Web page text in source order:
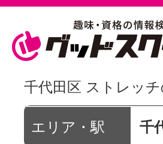
千代田区 ストレッ
エリア・駅 千